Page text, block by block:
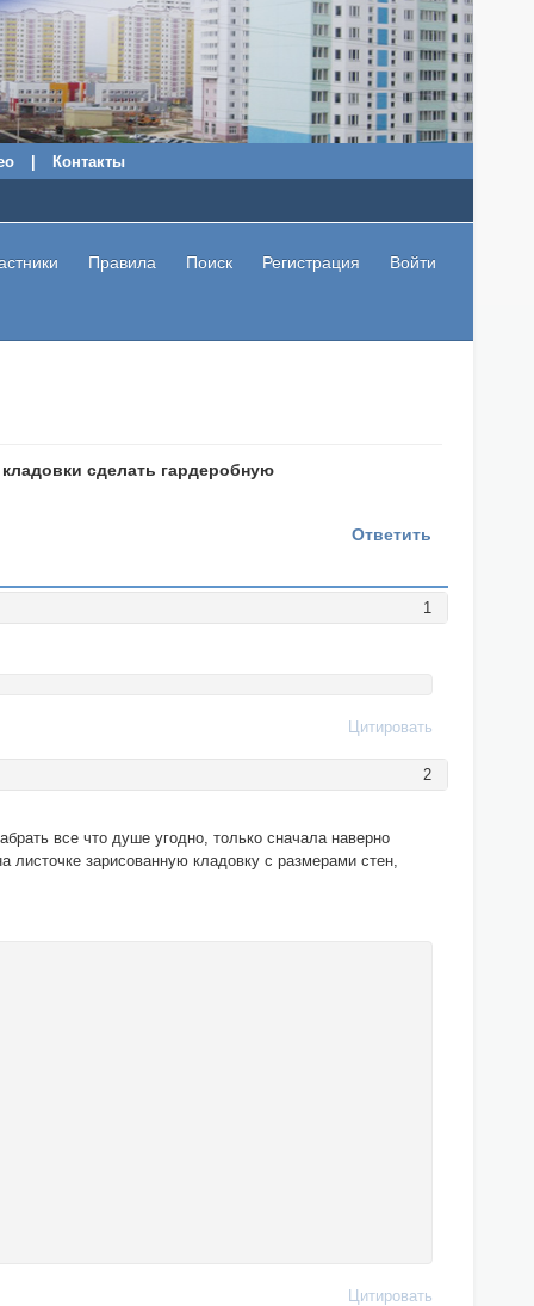
Контакты
Правила Поиск Регистрация Войти
кладовки сделать гардеробную
Ответить
1
Цитировать
2
все что душе угодно, только сначала наверно
листочке зарисованную кладовку с размерами стен,
Цитировать